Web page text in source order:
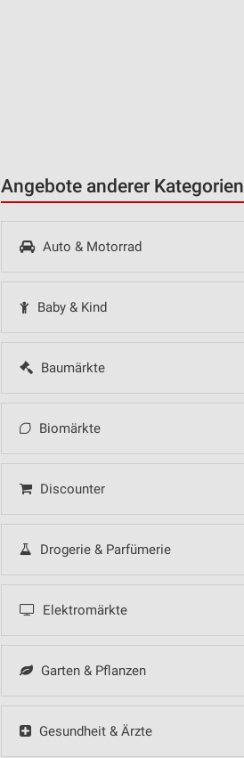
Angebote anderer Kategorien
Auto & Motorrad
Baby & Kind
Baumärkte
Biomärkte
Discounter
Drogerie & Parfümerie
Elektromärkte
Garten & Pflanzen
Gesundheit & Ärzte